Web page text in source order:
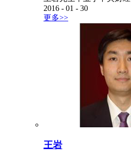
2016 - 01 - 30
更多>>
王岩